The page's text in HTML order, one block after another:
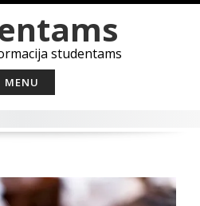
studentams
MENU